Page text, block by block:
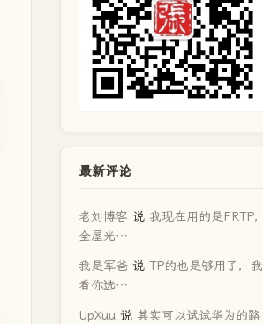
最新评论
老刘博客 说 我现在用的是FRTP，
全屋光…
我是军爸 说 TP的也是够用了，我
看你选…
UpXuu 说 其实可以试试华为的路